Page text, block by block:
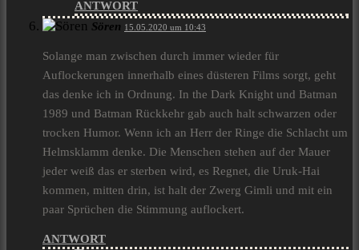
ANTWORT
Sören 15.05.2020 um 10:43
Solange man zwischen durch immer wieder für
Auflockerungen innerhalb eines düsteren Films sorgt, geht
das denke ich in Ordnung. In the Dark Knight und Batman
1989 und Batman Rückkehr gab auch halt schwarzen oder
trocken Humor. Wenn ich an Herr der Ringe die Schlacht um
Helmsklamm denke. Die Menschen stehen auf der Mauer
jeder weiß das er sterben wird, es Regnet, die Uruk-Hai
kommen, mitten drin, ist halt der Zwerg Gimli und mit ein
paar Sprüchen die Stimmung auflockert.
ANTWORT